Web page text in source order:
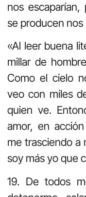
nos
se producen nos
«Al leer buena
millar de
Como el cielo
veo con miles
quien ve.
amor, en
me trasciendo a
soy más yo que
19. De todos